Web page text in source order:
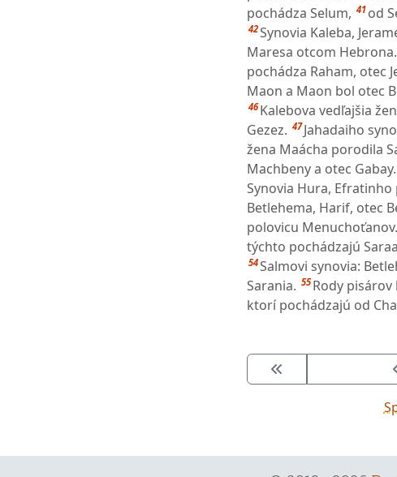
pochádza Selum, 41 od
42Synovia Kaleba,
Maresa otcom Hebrona.
pochádza Raham, otec
Maon a Maon bol otec
46 Kalebova vedľajšia
Gezez. 47 Jahadaiho
žena Maácha porodila
Machbeny a otec
Synovia Hura,
Betlehema, Harif, otec
polovicu Menuchoťanov.
týchto pochádzajú
54Salmovi synovia:
Sarania. 55 Rody pisárov
ktorí pochádzajú od